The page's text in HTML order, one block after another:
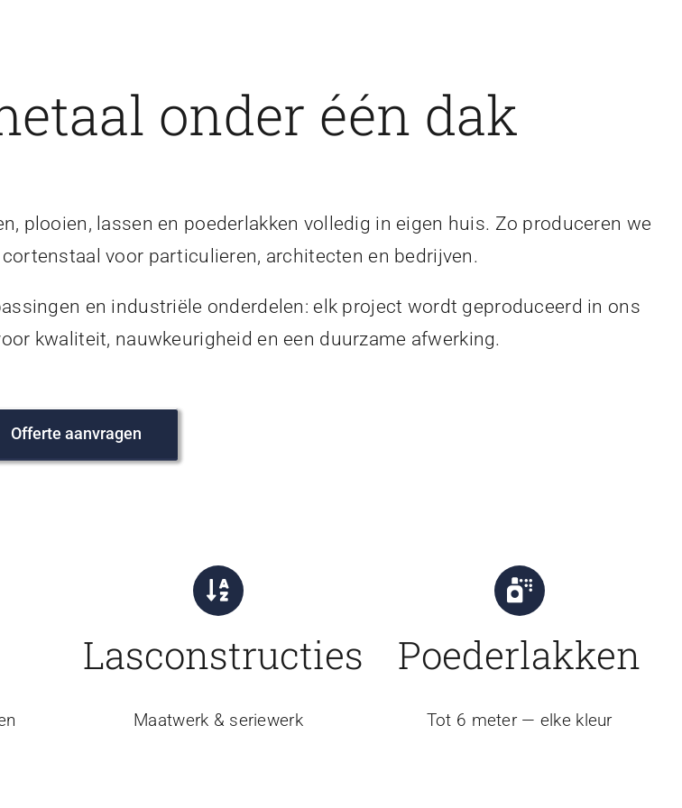
onder één dak
plooien, lassen en poederlakken volledig in eigen huis. Zo produceren we
voor particulieren, architecten en bedrijven.
en industriële onderdelen: elk project wordt geproduceerd in ons
kwaliteit, nauwkeurigheid en een duurzame afwerking.
Offerte aanvragen
Lasconstructies
Maatwerk & seriewerk
Poederlakken
Tot 6 meter — elke kleur